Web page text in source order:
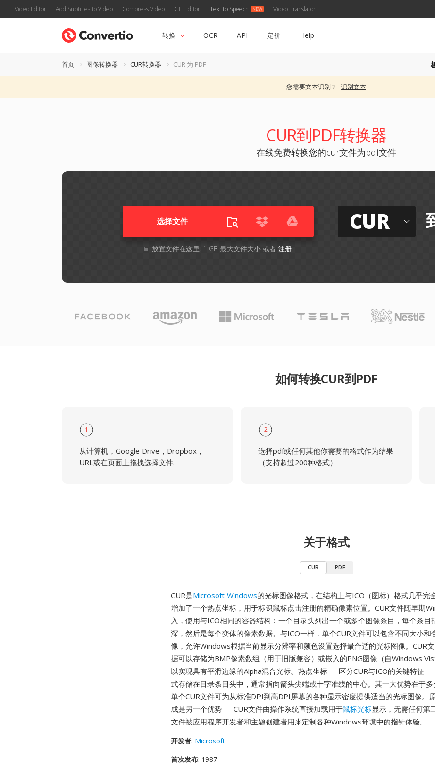
Video Editor Add Subtitles to Video Compress Video GIF Editor Text to Speech Video Translator
转换 OCR API 定价 Help
首页 图像转换器 CUR转换器 CUR 为 PDF
您需要文本识别？ 识别文本
CUR到PDF转换器
在线免费转换您的cur文件为pdf文件
选择文件
放置文件在这里. 1 GB 最大文件大小 或者 注册
CUR
如何转换CUR到PDF
1
从计算机，Google Drive，Dropbox，
URL或在页面上拖拽选择文件.
2
选择pdf或任何其他你需要的格式作为结果
（支持超过200种格式）
关于格式
CUR PDF
CUR是Microsoft Windows的光标图像格式，在结构上与ICO（图标）格式几乎完
增加了一个热点坐标，用于标识鼠标点击注册的精确像素位置。CUR文件随早期
入，使用与ICO相同的容器结构：一个目录头列出一个或多个图像条目，每个条目
深，然后是每个变体的像素数据。与ICO一样，单个CUR文件可以包含不同大小和
像，允许Windows根据当前显示分辨率和颜色设置选择最合适的光标图像。CUR
据可以存储为BMP像素数组（用于旧版兼容）或嵌入的PNG图像（自Windows
以实现具有平滑边缘的Alpha混合光标。热点坐标 — 区分CUR与ICO的关键特征
式存储在目录条目头中，通常指向箭头尖端或十字准线的中心。其一大优势在于
单个CUR文件可为从标准DPI到高DPI屏幕的各种显示密度提供适当的光标图像。
成是另一个优势 — CUR文件由操作系统直接加载用于鼠标光标显示，无需任何第
文件被应用程序开发者和主题创建者用来定制各种Windows环境中的指针体验。
开发者: Microsoft
首次发布: 1987